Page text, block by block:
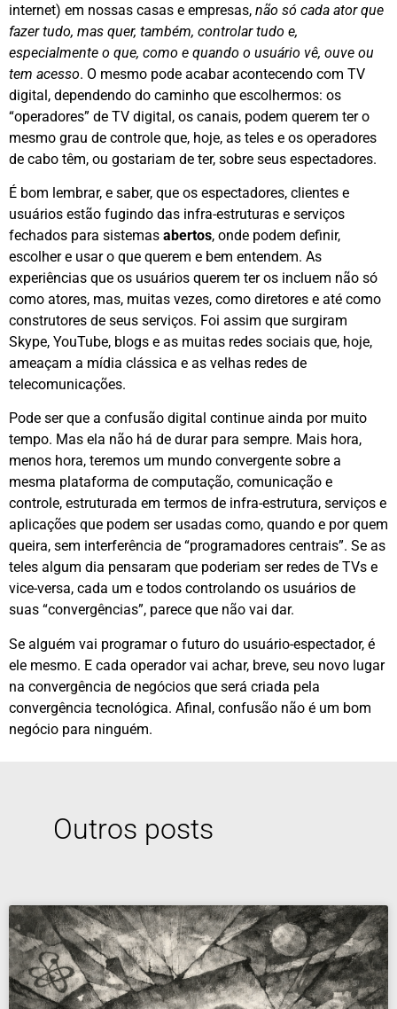
internet) em nossas casas e empresas, não só cada ator que
fazer tudo, mas quer, também, controlar tudo e,
especialmente o que, como e quando o usuário vê, ouve ou
tem acesso. O mesmo pode acabar acontecendo com TV
digital, dependendo do caminho que escolhermos: os
“operadores” de TV digital, os canais, podem querem ter o
mesmo grau de controle que, hoje, as teles e os operadores
de cabo têm, ou gostariam de ter, sobre seus espectadores.
É bom lembrar, e saber, que os espectadores, clientes e
usuários estão fugindo das infra-estruturas e serviços
fechados para sistemas abertos, onde podem definir,
escolher e usar o que querem e bem entendem. As
experiências que os usuários querem ter os incluem não só
como atores, mas, muitas vezes, como diretores e até como
construtores de seus serviços. Foi assim que surgiram
Skype, YouTube, blogs e as muitas redes sociais que, hoje,
ameaçam a mídia clássica e as velhas redes de
telecomunicações.
Pode ser que a confusão digital continue ainda por muito
tempo. Mas ela não há de durar para sempre. Mais hora,
menos hora, teremos um mundo convergente sobre a
mesma plataforma de computação, comunicação e
controle, estruturada em termos de infra-estrutura, serviços e
aplicações que podem ser usadas como, quando e por quem
queira, sem interferência de “programadores centrais”. Se as
teles algum dia pensaram que poderiam ser redes de TVs e
vice-versa, cada um e todos controlando os usuários de
suas “convergências”, parece que não vai dar.
Se alguém vai programar o futuro do usuário-espectador, é
ele mesmo. E cada operador vai achar, breve, seu novo lugar
na convergência de negócios que será criada pela
convergência tecnológica. Afinal, confusão não é um bom
negócio para ninguém.
Outros posts